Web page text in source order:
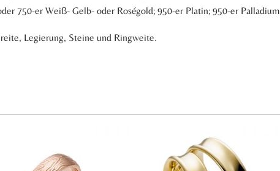
750-er Weiß- Gelb- oder Roségold; 950-er Platin; 950-er Palladium
Legierung, Steine und Ringweite.